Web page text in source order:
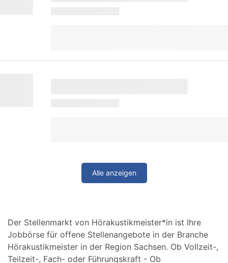
Alle anzeigen
Der Stellenmarkt von Hörakustikmeister*in ist Ihre
Jobbörse für offene Stellenangebote in der Branche
Hörakustikmeister in der Region Sachsen. Ob Vollzeit-,
Teilzeit-, Fach- oder Führungskraft - Ob